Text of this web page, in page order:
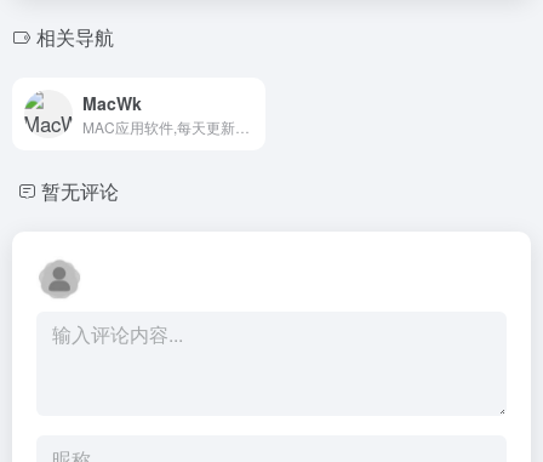
相关导航
MacWk
暂无评论